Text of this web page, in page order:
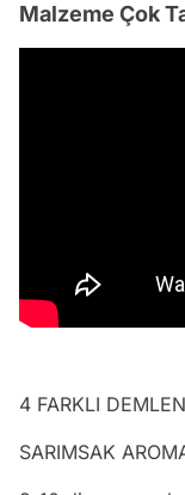
Malzeme Çok
4 FARKLI
SARIMSAK